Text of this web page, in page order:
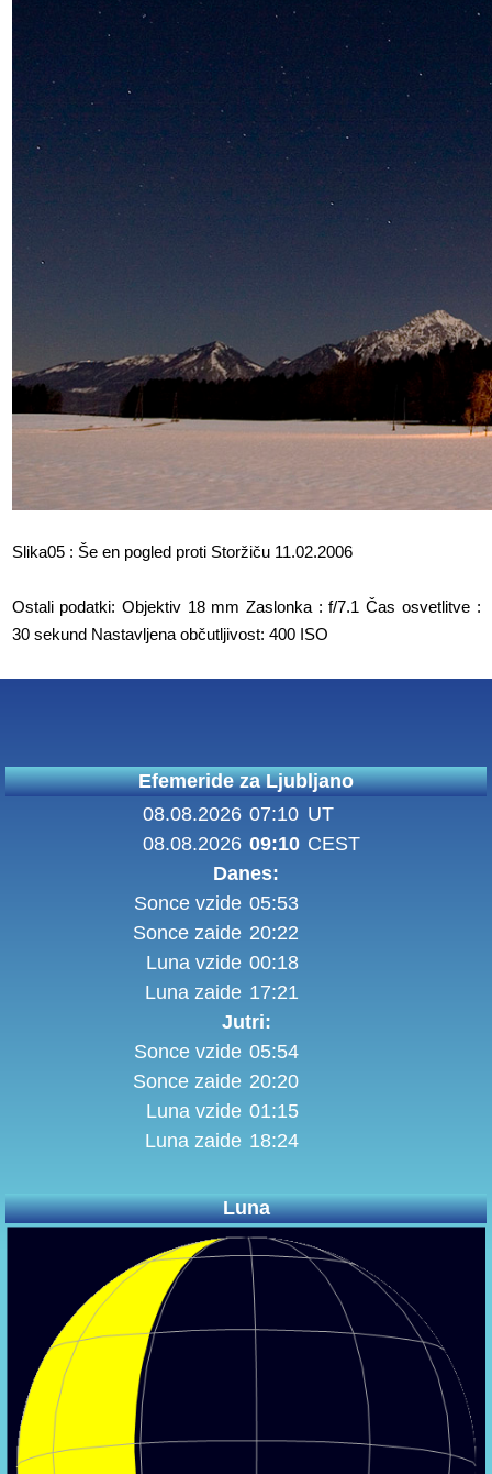
Slika05 : Še en pogled proti Storžiču 11.02.2006
Ostali podatki: Objektiv 18 mm Zaslonka : f/7.1 Čas osvetlitve :
30 sekund Nastavljena občutljivost: 400 ISO
Efemeride za Ljubljano
08.08.2026 07:10 UT
08.08.2026 09:10 CEST
Danes:
Sonce vzide 05:53
Sonce zaide 20:22
Luna vzide 00:18
Luna zaide 17:21
Jutri:
Sonce vzide 05:54
Sonce zaide 20:20
Luna vzide 01:15
Luna zaide 18:24
Luna